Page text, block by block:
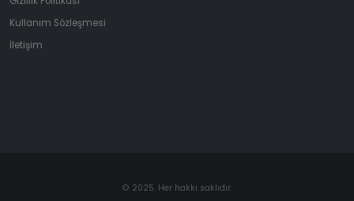
Kullanım Sözleşmesi
İletişim
© 2025. Her hakkı saklıdır.